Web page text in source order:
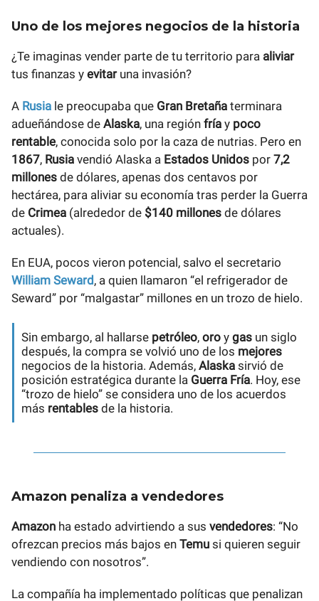
Uno de los mejores negocios de la historia
¿Te imaginas vender parte de tu territorio para aliviar
tus finanzas y evitaruna invasión?
A Rusia le preocupaba que Gran Bretaña terminara
adueñándose de Alaska, una región fría y poco
rentable, conocida solo por la caza de nutrias. Pero en
1867, Rusia vendió Alaska a Estados Unidos por 7,2
millones de dólares, apenas dos centavos por
hectárea, para aliviar su economía tras perder la Guerra
de Crimea (alrededor de $140 millones de dólares
actuales).
En EUA, pocos vieron potencial, salvo el secretario
William Seward , a quien llamaron “el refrigerador de
Seward” por “malgastar” millones en un trozo de hielo.
Sin embargo, al hallarse petróleo, oro y gas un siglo
después, la compra se volvió uno de los mejores
negocios de la historia. Además, Alaska sirvió de
posición estratégica durante la Guerra Fría. Hoy, ese
“trozo de hielo” se considera uno de los acuerdos
más rentables de la historia.
Amazon penaliza a vendedores
Amazon ha estado advirtiendo a sus vendedores: “No
ofrezcan precios más bajos en Temu si quieren seguir
vendiendo con nosotros”.
La compañía ha implementado políticas que penalizan